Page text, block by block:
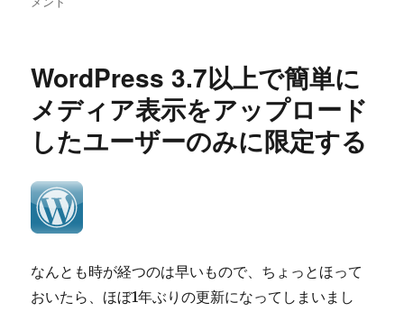
PHP
の
エ
ラ
ー
と
仲
良
WordPress 3.7以上で簡単に
メディア表示をアップロード
したユーザーのみに限定する
なんとも時が経つのは早いもので、ちょっとほって
おいたら、ほぼ1年ぶりの更新になってしまいまし